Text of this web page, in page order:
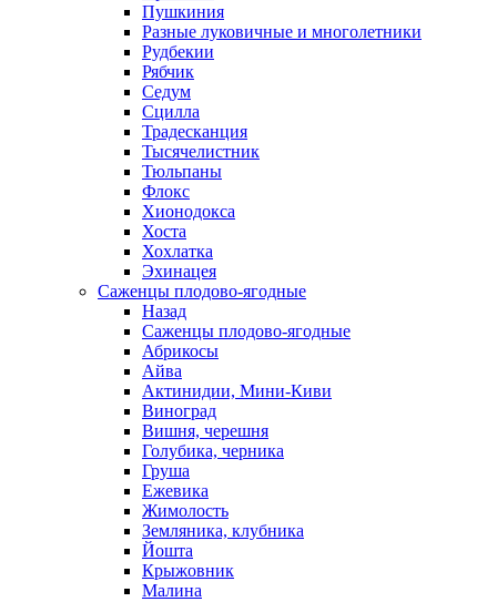
Пушкиния
Разные луковичные и многолетники
Рудбекии
Рябчик
Седум
Сцилла
Традесканция
Тысячелистник
Тюльпаны
Флокс
Хионодокса
Хоста
Хохлатка
Эхинацея
Саженцы плодово-ягодные
Назад
Саженцы плодово-ягодные
Абрикосы
Айва
Актинидии, Мини-Киви
Виноград
Вишня, черешня
Голубика, черника
Груша
Ежевика
Жимолость
Земляника, клубника
Йошта
Крыжовник
Малина